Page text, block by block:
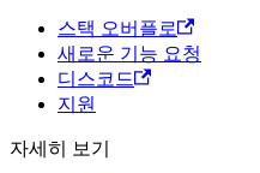
스택 오버플로
새로운 기능 요청
디스코드
지원
자세히 보기